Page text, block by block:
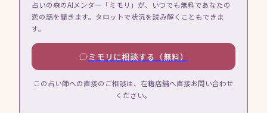
占いの森のAIメンター「ミモリ」が、いつでも無料であなたの
恋の話を聞きます。タロットで状況を読み解くこともできま
す。
ミモリに相談する（無料）
この占い師への直接のご相談は、在籍店舗へ直接お問い合わせ
ください。